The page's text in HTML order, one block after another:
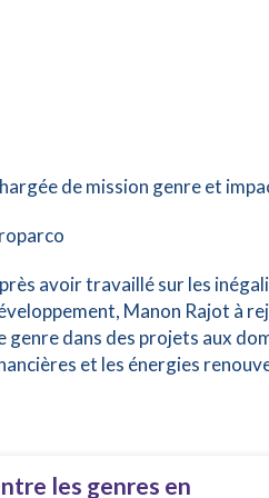
de mission genre et
avoir travaillé sur les
Manon Rajot à
genre dans des projets aux
et les énergies
les genres en